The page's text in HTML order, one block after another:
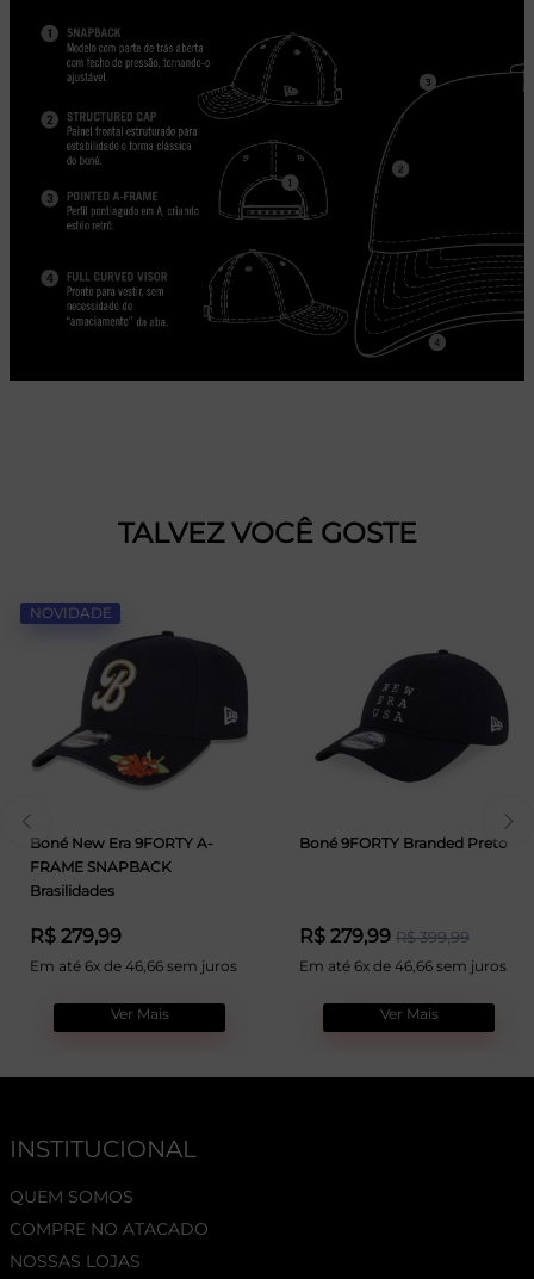
TALVEZ VOCÊ GOSTE
NOVIDADE
Boné New Era 9FORTY A-
FRAME SNAPBACK
Brasilidades
R$ 279,99
Em até 6x de 46,66 sem juros
Ver Mais
Boné 9FORTY Branded Preto
R$ 279,99 R$ 399,99
Em até 6x de 46,66 sem juros
Ver Mais
INSTITUCIONAL
QUEM SOMOS
COMPRE NO ATACADO
NOSSAS LOJAS